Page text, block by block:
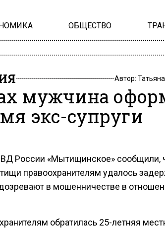
ОБЩЕСТВО
Автор:
мужчина
экс-супруги
России «Мытищинское» сообщили,
правоохранителям удалось
в мошенничестве в
обратилась 25-летняя